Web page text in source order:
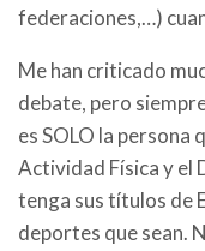
federaciones,…)
Me han criticado
debate, pero
es SOLO la persona
Actividad Física y el
tenga sus títulos de
deportes que sean.